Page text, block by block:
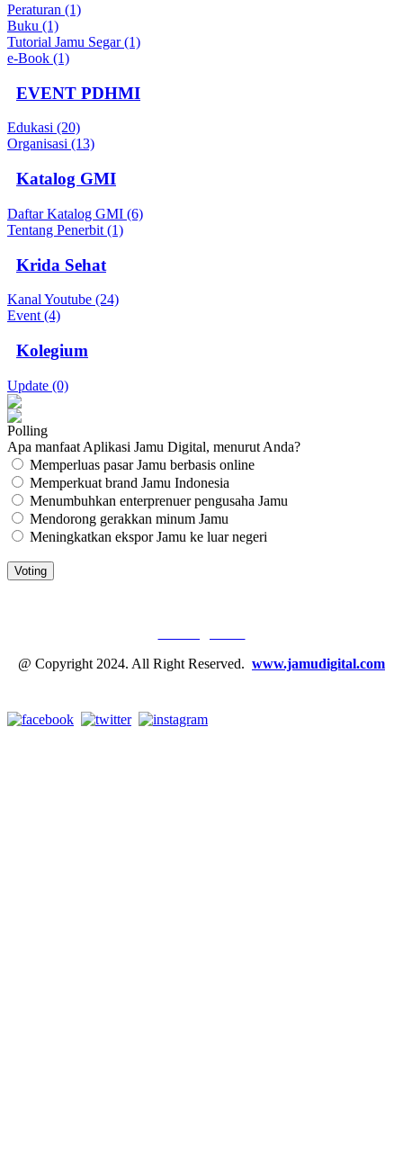
Peraturan (1)
Buku (1)
Tutorial Jamu Segar (1)
e-Book (1)
EVENT PDHMI
Edukasi (20)
Organisasi (13)
Katalog GMI
Daftar Katalog GMI (6)
Tentang Penerbit (1)
Krida Sehat
Kanal Youtube (24)
Event (4)
Kolegium
Update (0)
Polling
Apa manfaat Aplikasi Jamu Digital, menurut Anda?
Memperluas pasar Jamu berbasis online
Memperkuat brand Jamu Indonesia
Menumbuhkan enterprenuer pengusaha Jamu
Mendorong gerakkan minum Jamu
Meningkatkan ekspor Jamu ke luar negeri
@ Copyright 2024. All Right Reserved. www.jamudigital.com